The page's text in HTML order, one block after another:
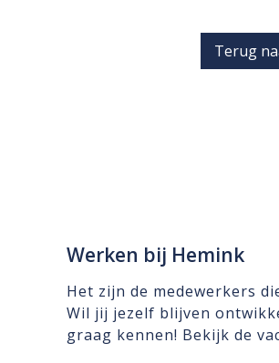
Terug
Werken bij Hemink
Het zijn de medewerkers
Wil jij jezelf blijven
graag kennen! Bekijk de